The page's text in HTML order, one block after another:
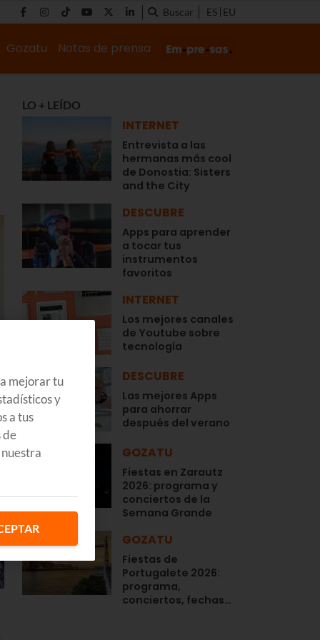
Buscar ES EU
Gozatu Notas de prensa
LO + LEÍDO
INTERNET
Entrevista a las
hermanas más cool
de Donostia: Sisters
and the City
DESCUBRE
Apps para aprender
a tocar tus
instrumentos
favoritos
INTERNET
Los mejores canales
de Youtube sobre
tecnología
DESCUBRE
Las mejores Apps
para ahorrar
después del verano
GOZATU
Fiestas en Zarautz
2026: programa y
conciertos de la
Semana Grande
GOZATU
Fiestas de
Portugalete 2026:
programa,
conciertos, fechas…
mejorar tu
y
a tus
de